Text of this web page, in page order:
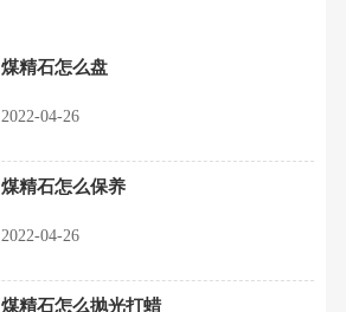
煤精石怎么盘
2022-04-26
煤精石怎么保养
2022-04-26
煤精石怎么抛光打蜡